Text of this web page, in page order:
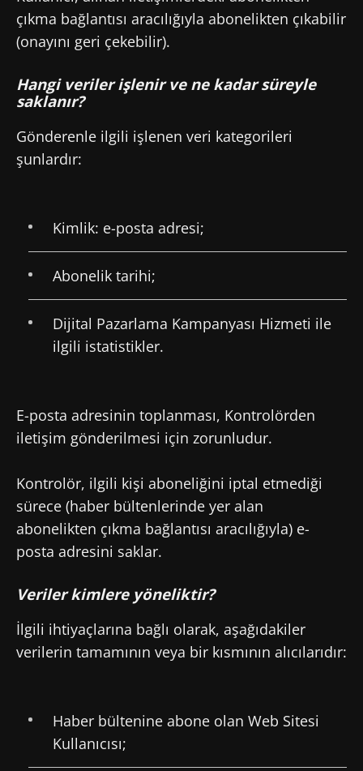
çıkma bağlantısı aracılığıyla abonelikten çıkabilir
(onayını geri çekebilir).
Hangi veriler işlenir ve ne kadar süreyle
saklanır?
Gönderenle ilgili işlenen veri kategorileri
şunlardır:
Kimlik: e-posta adresi;
Abonelik tarihi;
Dijital Pazarlama Kampanyası Hizmeti ile
ilgili istatistikler.
E-posta adresinin toplanması, Kontrolörden
iletişim gönderilmesi için zorunludur.
Kontrolör, ilgili kişi aboneliğini iptal etmediği
sürece (haber bültenlerinde yer alan
abonelikten çıkma bağlantısı aracılığıyla) e-
posta adresini saklar.
Veriler kimlere yöneliktir?
İlgili ihtiyaçlarına bağlı olarak, aşağıdakiler
verilerin tamamının veya bir kısmının alıcılarıdır:
Haber bültenine abone olan Web Sitesi
Kullanıcısı;